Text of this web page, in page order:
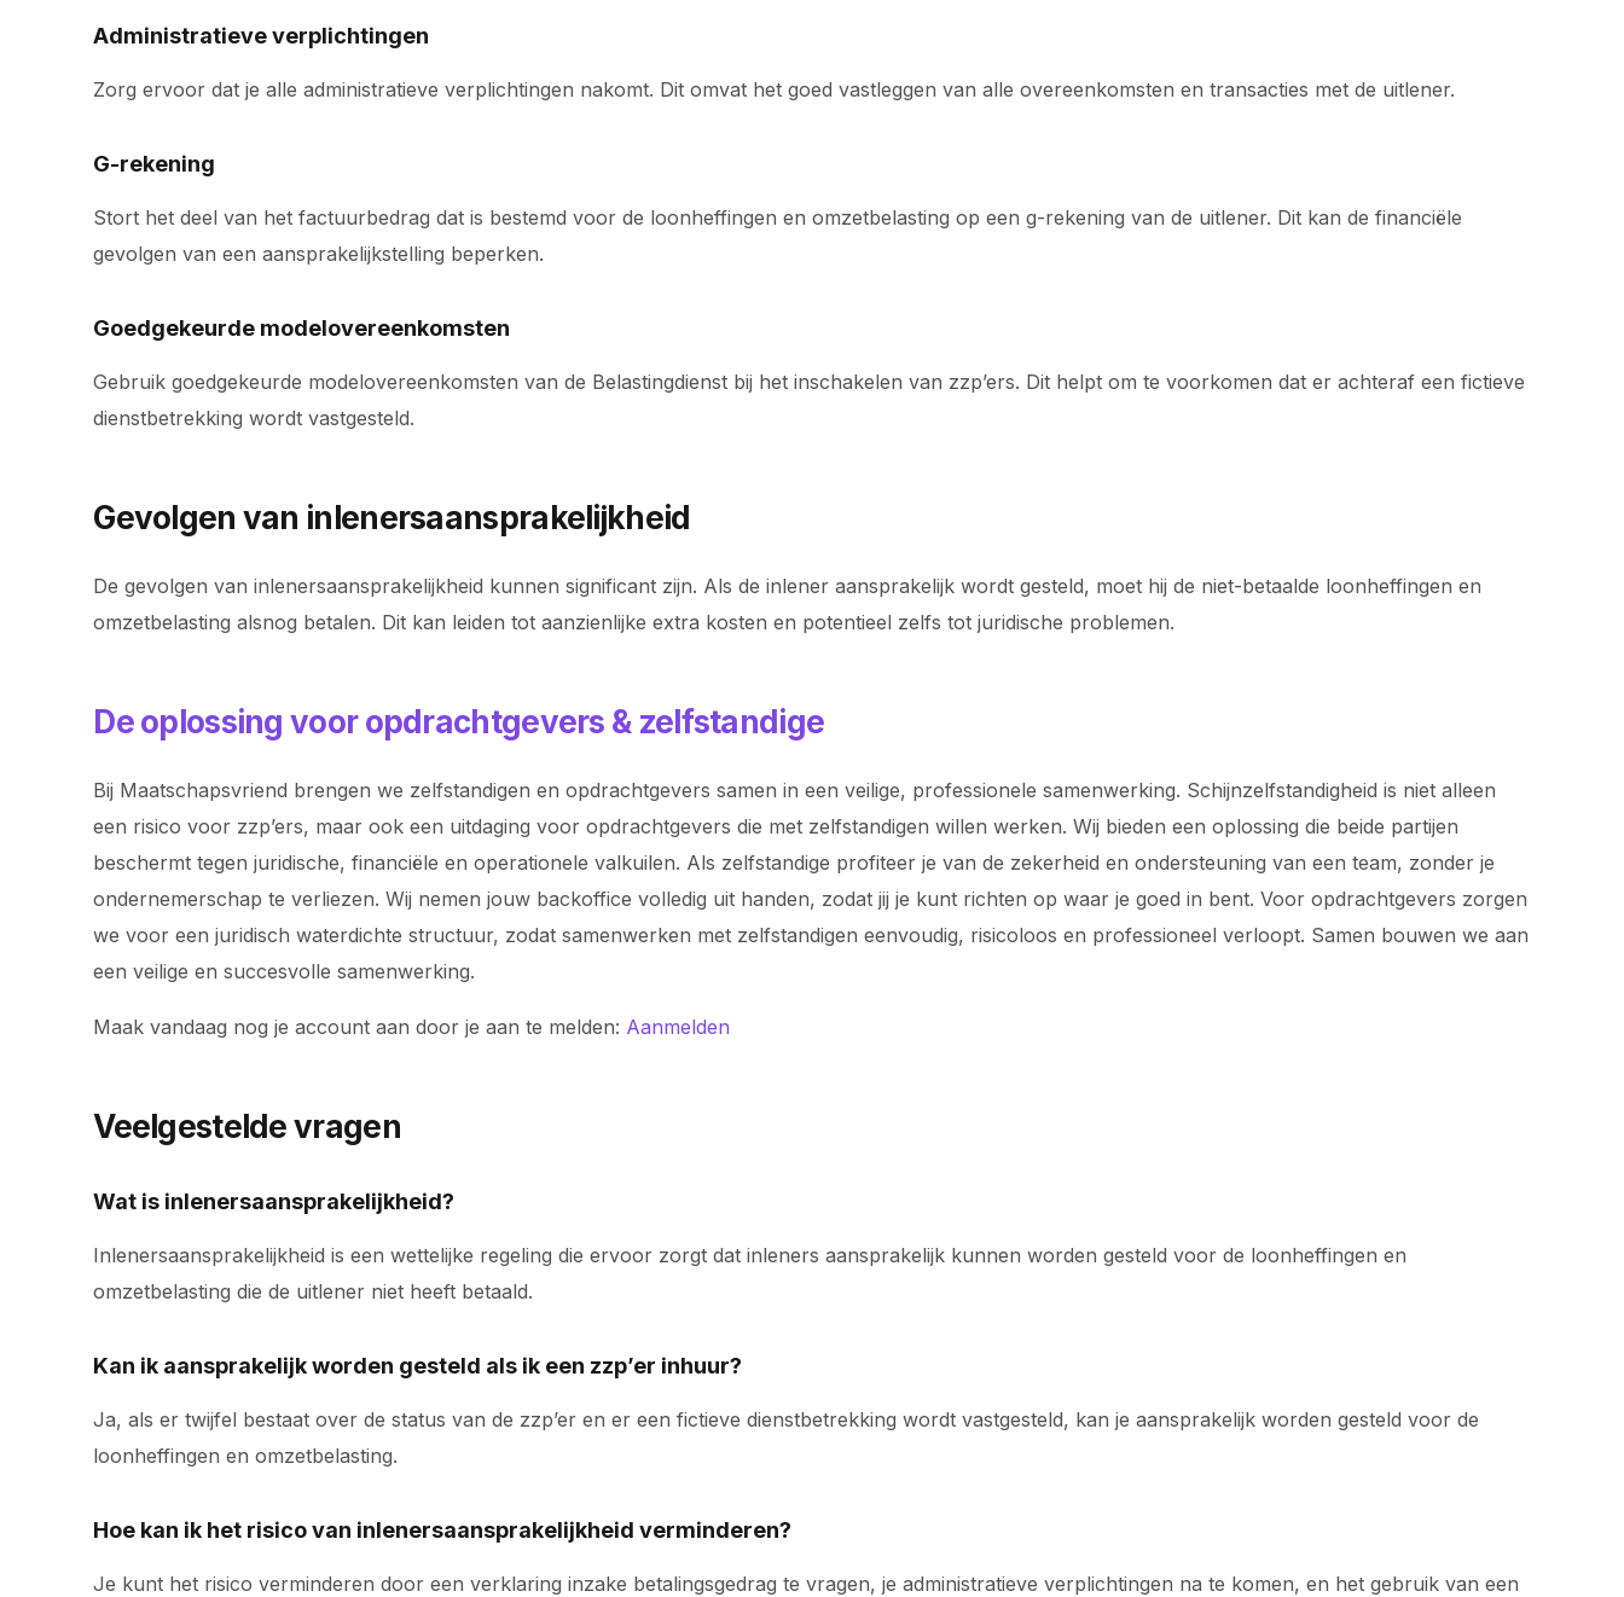
Administratieve verplichtingen
Zorg ervoor dat je alle administratieve verplichtingen nakomt. Dit omvat het goed vastleggen van alle overeenkomsten en transacties met de uitlener.
G-rekening
Stort het deel van het factuurbedrag dat is bestemd voor de loonheffingen en omzetbelasting op een g-rekening van de uitlener. Dit kan de financiële
gevolgen van een aansprakelijkstelling beperken.
Goedgekeurde modelovereenkomsten
Gebruik goedgekeurde modelovereenkomsten van de Belastingdienst bij het inschakelen van zzp’ers. Dit helpt om te voorkomen dat er achteraf een fictieve
dienstbetrekking wordt vastgesteld.
Gevolgen van inlenersaansprakelijkheid
De gevolgen van inlenersaansprakelijkheid kunnen significant zijn. Als de inlener aansprakelijk wordt gesteld, moet hij de niet-betaalde loonheffingen en
omzetbelasting alsnog betalen. Dit kan leiden tot aanzienlijke extra kosten en potentieel zelfs tot juridische problemen.
De oplossing voor opdrachtgevers & zelfstandige
Bij Maatschapsvriend brengen we zelfstandigen en opdrachtgevers samen in een veilige, professionele samenwerking. Schijnzelfstandigheid is niet alleen
een risico voor zzp’ers, maar ook een uitdaging voor opdrachtgevers die met zelfstandigen willen werken. Wij bieden een oplossing die beide partijen
beschermt tegen juridische, financiële en operationele valkuilen. Als zelfstandige profiteer je van de zekerheid en ondersteuning van een team, zonder je
ondernemerschap te verliezen. Wij nemen jouw backoffice volledig uit handen, zodat jij je kunt richten op waar je goed in bent. Voor opdrachtgevers zorgen
we voor een juridisch waterdichte structuur, zodat samenwerken met zelfstandigen eenvoudig, risicoloos en professioneel verloopt. Samen bouwen we aan
een veilige en succesvolle samenwerking.
Maak vandaag nog je account aan door je aan te melden: Aanmelden
Veelgestelde vragen
Wat is inlenersaansprakelijkheid?
Inlenersaansprakelijkheid is een wettelijke regeling die ervoor zorgt dat inleners aansprakelijk kunnen worden gesteld voor de loonheffingen en
omzetbelasting die de uitlener niet heeft betaald.
Kan ik aansprakelijk worden gesteld als ik een zzp’er inhuur?
Ja, als er twijfel bestaat over de status van de zzp’er en er een fictieve dienstbetrekking wordt vastgesteld, kan je aansprakelijk worden gesteld voor de
loonheffingen en omzetbelasting.
Hoe kan ik het risico van inlenersaansprakelijkheid verminderen?
Je kunt het risico verminderen door een verklaring inzake betalingsgedrag te vragen, je administratieve verplichtingen na te komen, en het gebruik van een